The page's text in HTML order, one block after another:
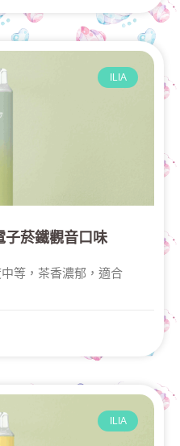
ILIA
子菸鐵觀音口味
等，茶香濃郁，適合
ILIA